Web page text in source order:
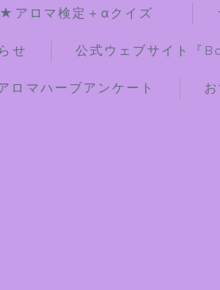
★アロマ検定＋αクイズ
せ 公式ウェブサイト『
ロマハーブアンケート